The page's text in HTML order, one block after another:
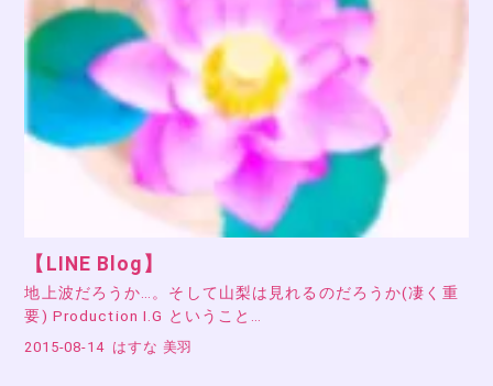
【LINE Blog】
地上波だろうか…。そして山梨は見れるのだろうか(凄く重
要) Production I.G ということ…
2015-08-14 はすな 美羽